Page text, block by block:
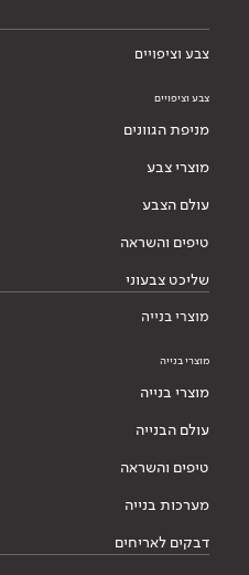
צבע וציפויים
צבע וציפויים
מניפת הגוונים
מוצרי צבע
עולם הצבע
טיפים והשראה
שליכט צבעוני
מוצרי בנייה
מוצרי בנייה
מוצרי בנייה
עולם הבנייה
טיפים והשראה
מערכות בנייה
דבקים לאריחים